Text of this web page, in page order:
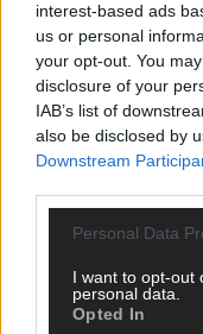
interest-based ads
us or personal
your opt-out. You
disclosure of your
IAB’s list of
also be disclosed by
Downstream
Personal Data
I want to opt-out
personal data.
Opted In
Monaco, Sallys
Europa-Park